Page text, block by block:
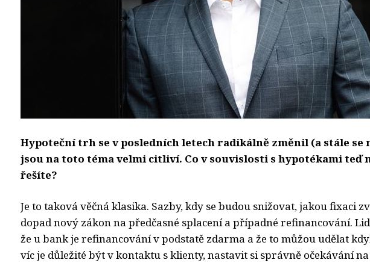
Hypoteční trh se v posledních letech radikálně změnil (a stále se
jsou na toto téma velmi citliví. Co v souvislosti s hypotékami teď
řešíte?
Je to taková věčná klasika. Sazby, kdy se budou snižovat, jakou fixaci
dopad nový zákon na předčasné splacení a případné refinancování.
že u bank je refinancování v podstatě zdarma a že to můžou udělat
víc je důležité být v kontaktu s klienty, nastavit si správně očekávání na